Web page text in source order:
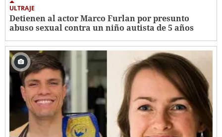
ULTRAJE
Detienen al actor Marco Furlan por presunto
abuso sexual contra un niño autista de 5 años